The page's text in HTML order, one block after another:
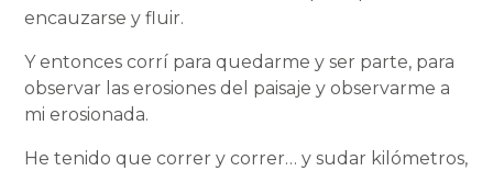
encauzarse y fluir.
Y entonces corrí para quedarme y ser parte, para
observar las erosiones del paisaje y observarme a
mi erosionada.
He tenido que correr y correr… y sudar kilómetros,